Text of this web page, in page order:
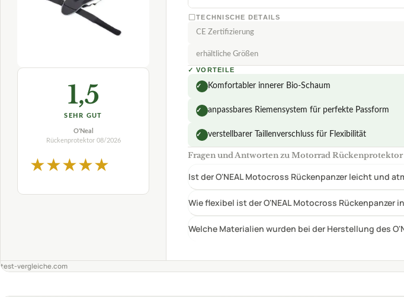
★★★★
Fragen und Antworten zu Motorrad
Ist der O'NEAL Motocross Rückenpanzer leicht und
Wie flexibel ist der O'NEAL Motocross Rückenpanzer
Welche Materialien wurden bei der Herstellung des
test-vergleiche.com
PREIS-LEISTUNGS-SIEGER
Motorrad Rückenprotektor